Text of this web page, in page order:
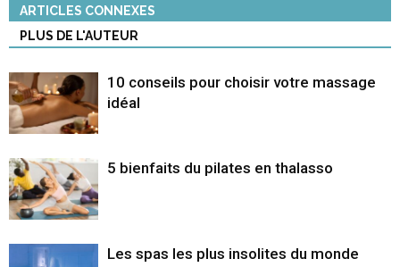
ARTICLES CONNEXES
PLUS DE L'AUTEUR
10 conseils pour choisir votre massage
idéal
5 bienfaits du pilates en thalasso
Les spas les plus insolites du monde